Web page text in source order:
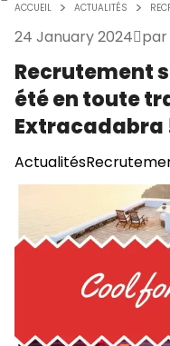
ACCUEIL ACTUALITÉS
24 January 2024 par
Recrutement
été en toute
Extracadabra
Actualités